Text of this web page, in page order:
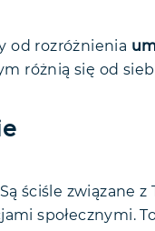
od rozróżnienia
różnią się od
ściśle związane
społecznymi.